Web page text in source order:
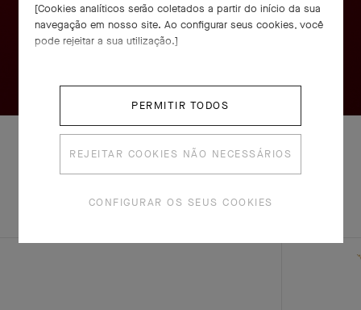
COMPLETO
OUTRAS
[Cookies analíticos serão coletados a partir do início da sua
navegação em nosso site. Ao configurar seus cookies, você
pode rejeitar a sua utilização.]
PERMITIR TODOS
REJEITAR COOKIES NÃO NECESSÁRIOS
CONFIGURAR OS SEUS COOKIES